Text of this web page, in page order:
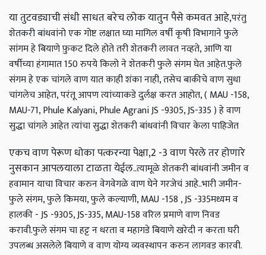
या तुटवड्याची संधी साधत बरेच लोक यातुन पैसे कमवत आहे,परंतु
शेतकरी बांधवांनो एक गोष्ट लक्षात घ्या मागिल वर्षी कृषी विभागाने फुले
सांगम हे बियाणे फ़ुकट दिले होते तरी शेतकरी लावत नव्हते, आणि या
वर्षीच्या हंगामात 150 रुपये किलो ने शेतकरी फुले संगम घेत आहेत.फुले
संगम हे एक चांगले वाण यात काही शंका नाही, तसेच बाकीचे वाण सुधा
चांगलेच आहेत, परंतू आपण त्यांच्याकडे दुर्लक्ष करत आहोत, ( MAU -158,
MAU-71, Phule Kalyani, Phule Agrani JS -9305, JS-335 ) हे वाण
सुद्धा चांगले आहेत त्यांचा सुद्धा शेतकरी बांधवांनी विचार केला पाहिजेत
एकच वाण पेरूण धोका पत्करन्या पेक्षा,2 -3 वाण पेरले तर होणारे
नुसकान आपलयाला टाळता येईल..त्यामूळे शेतकरी बांधवांनी जमीन व
हवामान याचा विचार करुन वेगवेगळे वाण घेने गरजेचं आहे..भारी जमीन-
फुले संगम, फुले किमया, फुले कल्याणी, MAU -158 , JS -335मध्यम व
हालकी - JS -9305, JS-335, MAU-158वरिल प्रमाणे वाण निवड
करावी.फुले संगम चा हट्ट न धरता व महागडे बियाणे खरेदी न करता घरी
उपलब्ध असलेले बियाणे व वाण योग्य व्यवस्थापन करुन लागवड कारवी.